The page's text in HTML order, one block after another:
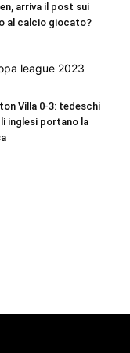
arriva il post sui
al calcio giocato?
Villa 0-3: tedeschi
inglesi portano la